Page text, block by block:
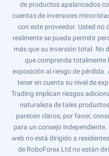
de productos apalancados
cuentas de inversores
con este proveedor. Usted no
realmente se pueda permitir
más que su inversión total. No
que comprenda totalmente
exposición al riesgo de pérdida.
tener en cuenta su nivel de
Trading implican riesgos
naturaleza de tales
parecen claros, por favor,
para un consejo
web no está dirigido a
de RoboForex Ltd no están